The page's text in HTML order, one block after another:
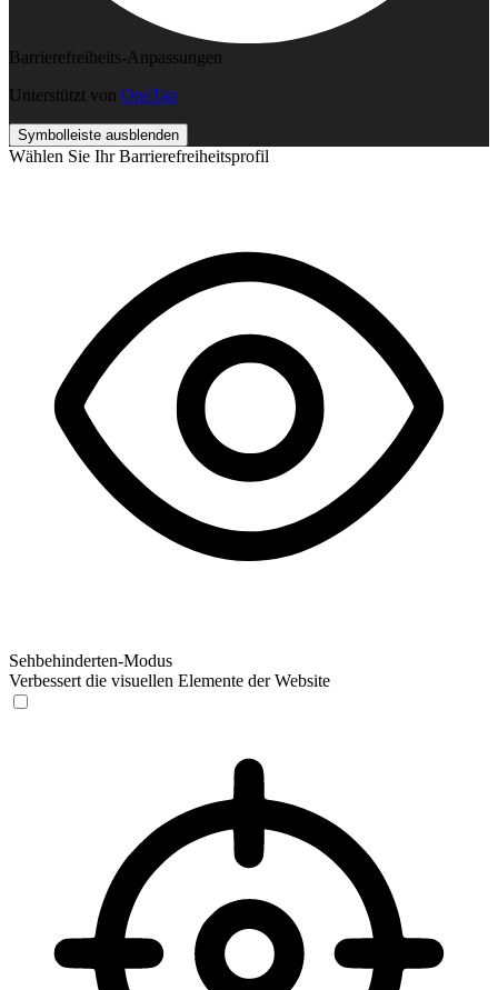
Barrierefreiheits-Anpassungen
Unterstützt von OneTap
Symbolleiste ausblenden
Wählen Sie Ihr Barrierefreiheitsprofil
Sehbehinderten-Modus
Verbessert die visuellen Elemente der Website